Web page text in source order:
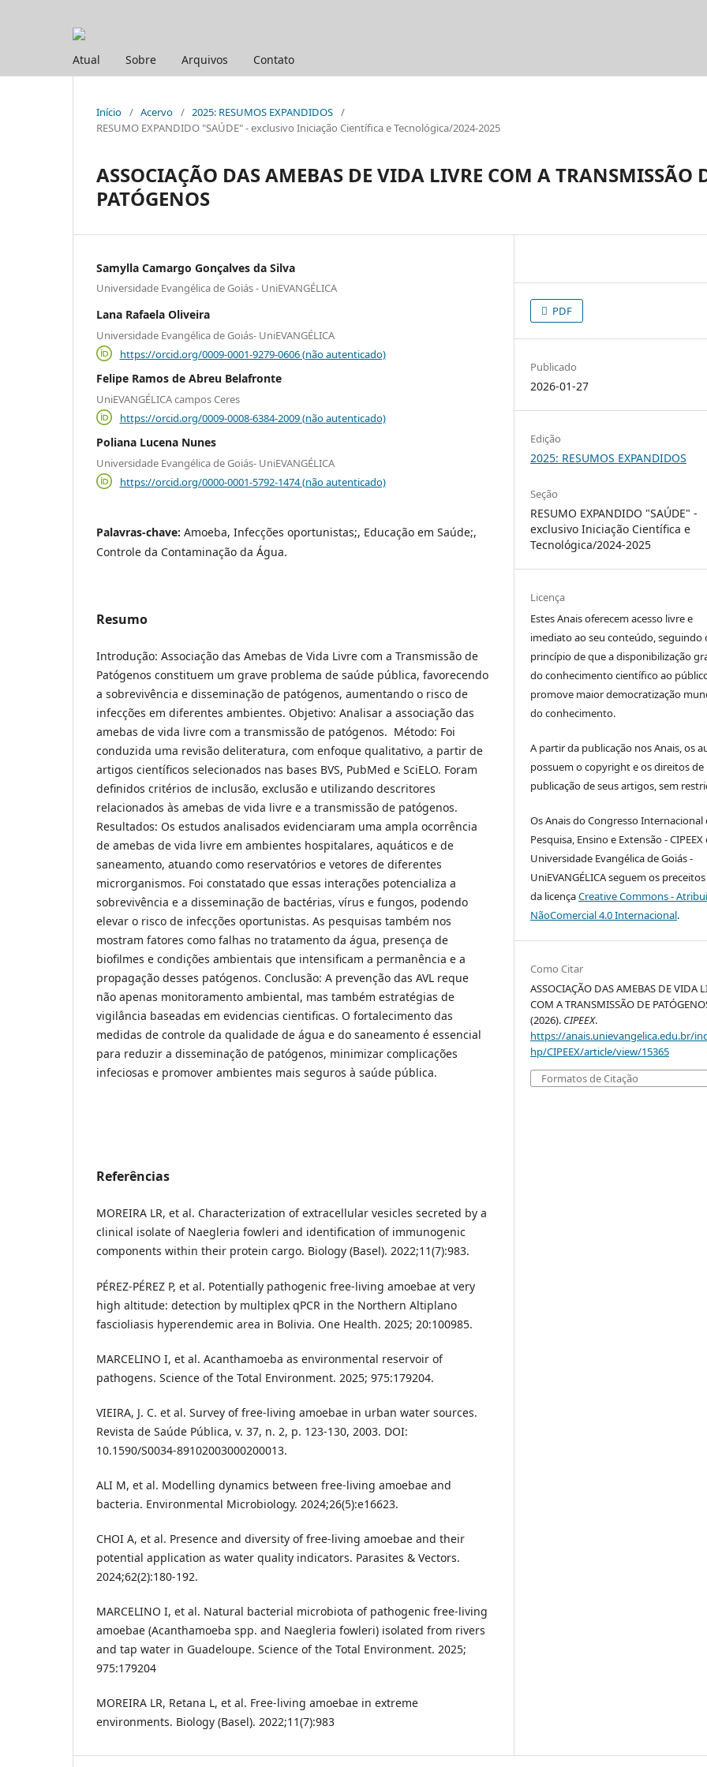
Atual Sobre Arquivos Contato
Início / Acervo / 2025: RESUMOS EXPANDIDOS /
RESUMO EXPANDIDO "SAÚDE" - exclusivo Iniciação Científica e Tecnológica/2024-2025
ASSOCIAÇÃO DAS AMEBAS DE VIDA LIVRE COM A TRANSMISSÃO
PATÓGENOS
Samylla Camargo Gonçalves da Silva
Universidade Evangélica de Goiás - UniEVANGÉLICA
Lana Rafaela Oliveira
Universidade Evangélica de Goiás- UniEVANGÉLICA
https://orcid.org/0009-0001-9279-0606 (não autenticado)
Felipe Ramos de Abreu Belafronte
UniEVANGÉLICA campos Ceres
https://orcid.org/0009-0008-6384-2009 (não autenticado)
Poliana Lucena Nunes
Universidade Evangélica de Goiás- UniEVANGÉLICA
https://orcid.org/0000-0001-5792-1474 (não autenticado)
Palavras-chave: Amoeba, Infecções oportunistas;, Educação em Saúde;,
Controle da Contaminação da Água.
Resumo
Introdução: Associação das Amebas de Vida Livre com a Transmissão de
Patógenos constituem um grave problema de saúde pública, favorecendo
a sobrevivência e disseminação de patógenos, aumentando o risco de
infecções em diferentes ambientes. Objetivo: Analisar a associação das
amebas de vida livre com a transmissão de patógenos. Método: Foi
conduzida uma revisão deliteratura, com enfoque qualitativo, a partir de
artigos científicos selecionados nas bases BVS, PubMed e SciELO. Foram
definidos critérios de inclusão, exclusão e utilizando descritores
relacionados às amebas de vida livre e a transmissão de patógenos.
Resultados: Os estudos analisados evidenciaram uma ampla ocorrência
de amebas de vida livre em ambientes hospitalares, aquáticos e de
saneamento, atuando como reservatórios e vetores de diferentes
microrganismos. Foi constatado que essas interações potencializa a
sobrevivência e a disseminação de bactérias, vírus e fungos, podendo
elevar o risco de infecções oportunistas. As pesquisas também nos
mostram fatores como falhas no tratamento da água, presença de
biofilmes e condições ambientais que intensificam a permanência e a
propagação desses patógenos. Conclusão: A prevenção das AVL reque
não apenas monitoramento ambiental, mas também estratégias de
vigilância baseadas em evidencias cientificas. O fortalecimento das
medidas de controle da qualidade de água e do saneamento é essencial
para reduzir a disseminação de patógenos, minimizar complicações
infeciosas e promover ambientes mais seguros à saúde pública.
Referências
MOREIRA LR, et al. Characterization of extracellular vesicles secreted by a
clinical isolate of Naegleria fowleri and identification of immunogenic
components within their protein cargo. Biology (Basel). 2022;11(7):983.
PÉREZ-PÉREZ P, et al. Potentially pathogenic free-living amoebae at very
high altitude: detection by multiplex qPCR in the Northern Altiplano
fascioliasis hyperendemic area in Bolivia. One Health. 2025; 20:100985.
MARCELINO I, et al. Acanthamoeba as environmental reservoir of
pathogens. Science of the Total Environment. 2025; 975:179204.
VIEIRA, J. C. et al. Survey of free-living amoebae in urban water sources.
Revista de Saúde Pública, v. 37, n. 2, p. 123-130, 2003. DOI:
10.1590/S0034-89102003000200013.
ALI M, et al. Modelling dynamics between free-living amoebae and
bacteria. Environmental Microbiology. 2024;26(5):e16623.
CHOI A, et al. Presence and diversity of free-living amoebae and their
potential application as water quality indicators. Parasites & Vectors.
2024;62(2):180-192.
MARCELINO I, et al. Natural bacterial microbiota of pathogenic free-living
amoebae (Acanthamoeba spp. and Naegleria fowleri) isolated from rivers
and tap water in Guadeloupe. Science of the Total Environment. 2025;
975:179204
MOREIRA LR, Retana L, et al. Free-living amoebae in extreme
environments. Biology (Basel). 2022;11(7):983
PDF
Publicado
2026-01-27
Edição
2025: RESUMOS EXPANDIDOS
Seção
RESUMO EXPANDIDO "SAÚDE" -
exclusivo Iniciação Científica e
Tecnológica/2024-2025
Licença
Estes Anais oferecem acesso livre e
imediato ao seu conteúdo, seguindo
princípio de que a disponibilização
do conhecimento científico ao
promove maior democratização
do conhecimento.
A partir da publicação nos Anais, os
possuem o copyright e os direitos de
publicação de seus artigos, sem
Os Anais do Congresso Internacional
Pesquisa, Ensino e Extensão - CIPEEX
Universidade Evangélica de Goiás -
UniEVANGÉLICA seguem os
da licençaCreative Commons -
NãoComercial 4.0 Internacional.
Como Citar
ASSOCIAÇÃO DAS AMEBAS DE VIDA
COM A TRANSMISSÃO DE
(2026). CIPEEX.
https://anais.unievangelica.edu.br/
hp/CIPEEX/article/view/15365
Formatos de Citação